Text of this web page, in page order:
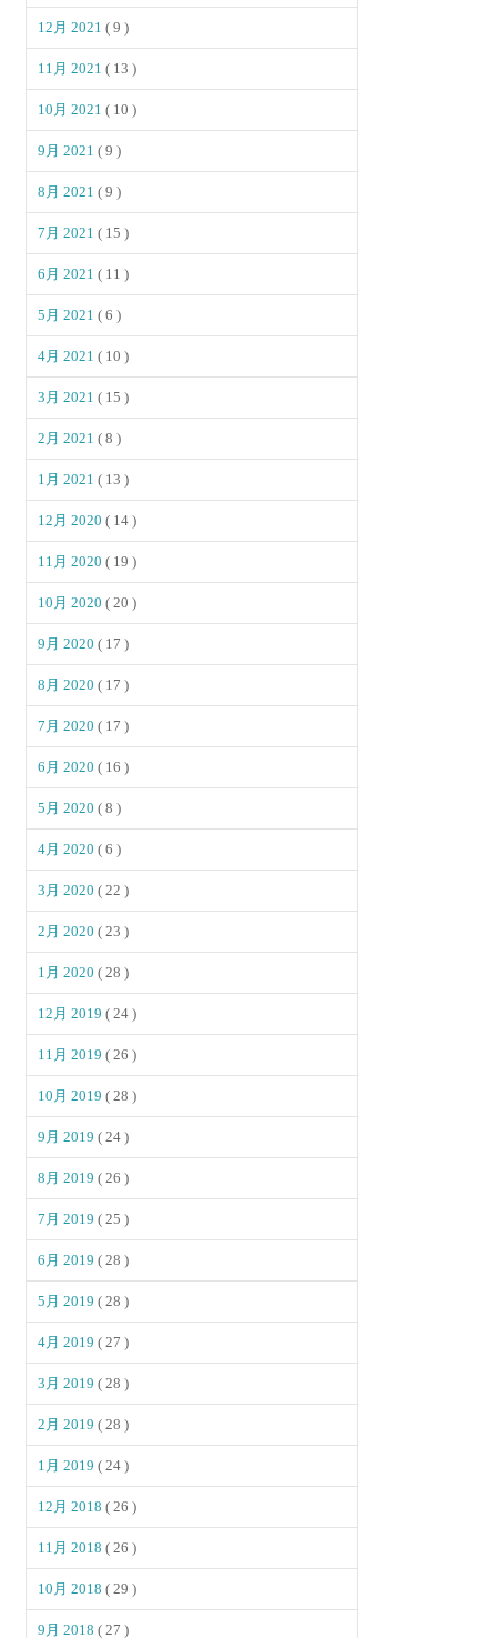
12月 2021( 9 )
11月 2021( 13 )
10月 2021( 10 )
9月 2021( 9 )
8月 2021( 9 )
7月 2021( 15 )
6月 2021( 11 )
5月 2021( 6 )
4月 2021( 10 )
3月 2021( 15 )
2月 2021( 8 )
1月 2021( 13 )
12月 2020( 14 )
11月 2020( 19 )
10月 2020( 20 )
9月 2020( 17 )
8月 2020( 17 )
7月 2020( 17 )
6月 2020( 16 )
5月 2020( 8 )
4月 2020( 6 )
3月 2020( 22 )
2月 2020( 23 )
1月 2020( 28 )
12月 2019( 24 )
11月 2019( 26 )
10月 2019( 28 )
9月 2019( 24 )
8月 2019( 26 )
7月 2019( 25 )
6月 2019( 28 )
5月 2019( 28 )
4月 2019( 27 )
3月 2019( 28 )
2月 2019( 28 )
1月 2019( 24 )
12月 2018( 26 )
11月 2018( 26 )
10月 2018( 29 )
9月 2018( 27 )